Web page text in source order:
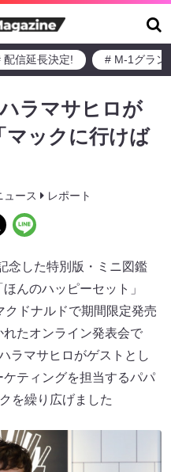
配信延長決定! # M-1グラン
ラマサヒロが
マックに行けば
ュース レポート
念した特別版・ミニ図鑑
んのハッピーセット」
ドナルドで期間限定発売
たオンライン発表会で
ラマサヒロがゲストとし
ティングを担当するパパ
を繰り広げました